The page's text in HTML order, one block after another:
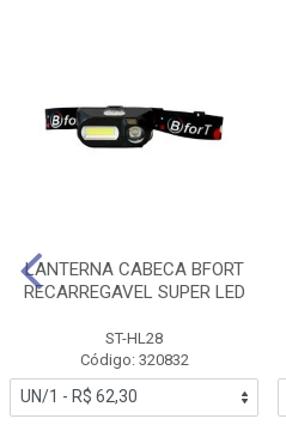
LANTERNA CABECA BFORT
RECARREGAVEL SUPER LED
ST-HL28
Código: 320832